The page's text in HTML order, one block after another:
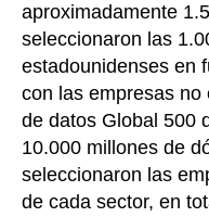
aproximadamente
seleccionaron las
estadounidenses en
con las empresas
de datos Global 500
10.000 millones de
seleccionaron las
de cada sector, en